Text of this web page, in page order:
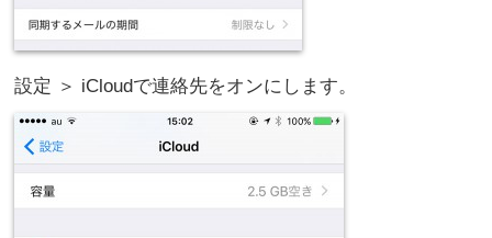
設定 ＞ iCloudで連絡先をオンにします。